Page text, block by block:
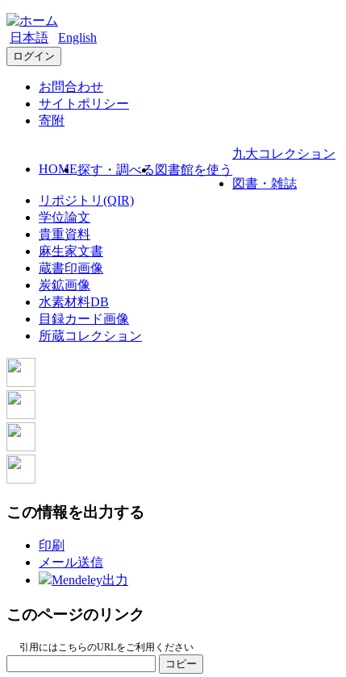
日本語 English
ログイン
お問合わせ
サイトポリシー
寄附
HOME探す・調べる 図書館を使う
九大コレクション
図書・雑誌
リポジトリ(QIR)
学位論文
貴重資料
麻生家文書
蔵書印画像
炭鉱画像
水素材料DB
目録カード画像
所蔵コレクション
この情報を出力する
印刷
メール送信
Mendeley出力
このページのリンク
引用にはこちらのURLをご利用ください
コピー